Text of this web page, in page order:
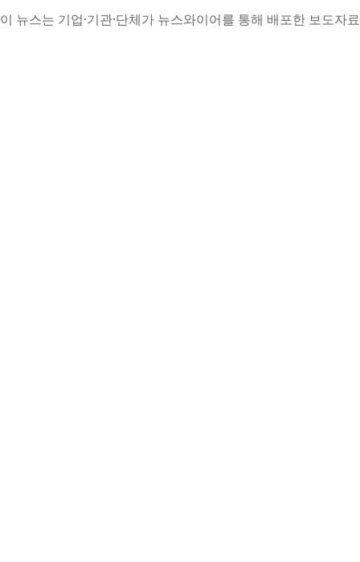
이 뉴스는 기업·기관·단체가 뉴스와이어를 통해 배포한 보도자